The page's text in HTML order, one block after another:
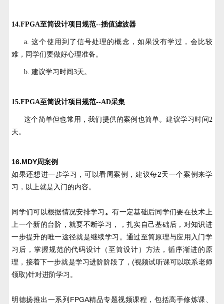
14.FPGA至简设计项目规范--插值滤波器
a. 这个使用到了信号处理的概念，如果没有学过，会比较
难，同学们要做好心理准备。
b. 建议学习时间3天。
15.FPGA至简设计项目规范--AD采集
这个简单但也常用，我们提供的案例也简单。建议学习时间2
天。
16.MDY周案例
如果还想进一步学习，可以看周案例，建议每2天一个案例来学
习，以上就是入门的内容。
同学们可以根据情况安排学习 。有一定基础后同学们要在技术上
上一个新的台阶，就要不断学习，，扎实自己基础后，对知识进
一步提升的唯一途径就是继续学习。通过至简原理与应用入门学
习后，掌握规范的代码设计（至简设计）方法，循序渐进的原
理，接着下一步就是学习进阶阶段了， (视频试听课可以联系老师
领取)针对进阶学习。
明德扬推出一系列FPGA精品专题视频课程，包括高手修炼课、